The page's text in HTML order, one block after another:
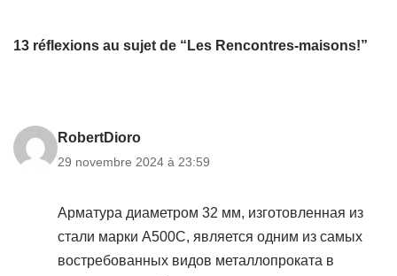
13 réflexions au sujet de “Les Rencontres-maisons!”
RobertDioro
29 novembre 2024 à 23:59
Арматура диаметром 32 мм, изготовленная из
стали марки А500С, является одним из самых
востребованных видов металлопроката в